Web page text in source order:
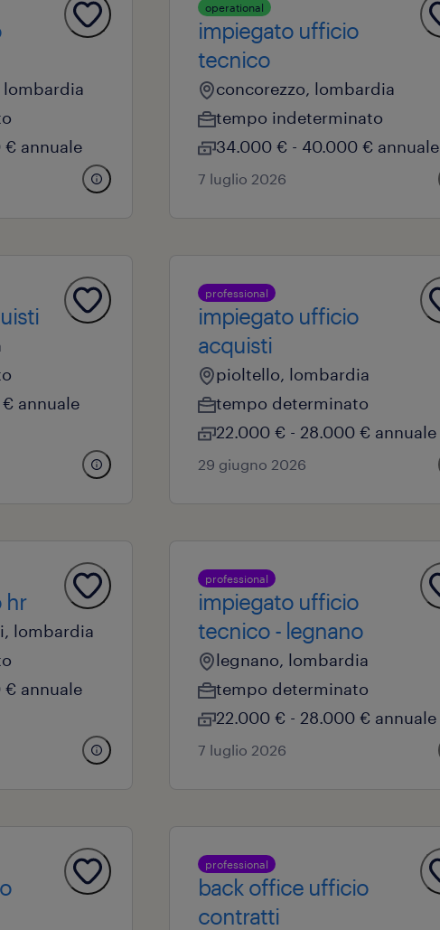
lombardia
annuale
operational
impiegato ufficio
tecnico
concorezzo, lombardia
tempo indeterminato
34.000 € - 40.000 € annuale
7 luglio 2026
annuale
professional
impiegato ufficio
acquisti
pioltello, lombardia
tempo determinato
22.000 € - 28.000 € annuale
29 giugno 2026
hr
lombardia
annuale
professional
impiegato ufficio
tecnico - legnano
legnano, lombardia
tempo determinato
22.000 € - 28.000 € annuale
7 luglio 2026
professional
back office ufficio
contratti